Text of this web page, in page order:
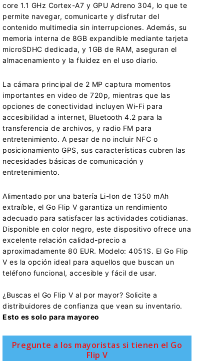
core 1.1 GHz Cortex-A7 y GPU Adreno 304, lo que te
permite navegar, comunicarte y disfrutar del
contenido multimedia sin interrupciones. Además, su
memoria interna de 8GB expandible mediante tarjeta
microSDHC dedicada, y 1GB de RAM, aseguran el
almacenamiento y la fluidez en el uso diario.
La cámara principal de 2 MP captura momentos
importantes en video de 720p, mientras que las
opciones de conectividad incluyen Wi-Fi para
accesibilidad a internet, Bluetooth 4.2 para la
transferencia de archivos, y radio FM para
entretenimiento. A pesar de no incluir NFC o
posicionamiento GPS, sus características cubren las
necesidades básicas de comunicación y
entretenimiento.
Alimentado por una batería Li-Ion de 1350 mAh
extraíble, el Go Flip V garantiza un rendimiento
adecuado para satisfacer las actividades cotidianas.
Disponible en color negro, este dispositivo ofrece una
excelente relación calidad-precio a
aproximadamente 80 EUR. Modelo: 4051S. El Go Flip
V es la opción ideal para aquellos que buscan un
teléfono funcional, accesible y fácil de usar.
¿Buscas el Go Flip V al por mayor? Solicite a
distribuidores de confianza que vean su inventario.
Esto es solo para mayoreo
Pregunte a los mayoristas si tienen el Go
Flip V